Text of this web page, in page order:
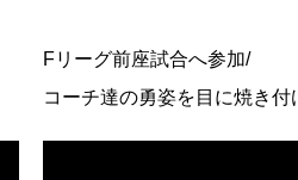
Fリーグ前座試合へ参加/
コーチ達の勇姿を目に焼き